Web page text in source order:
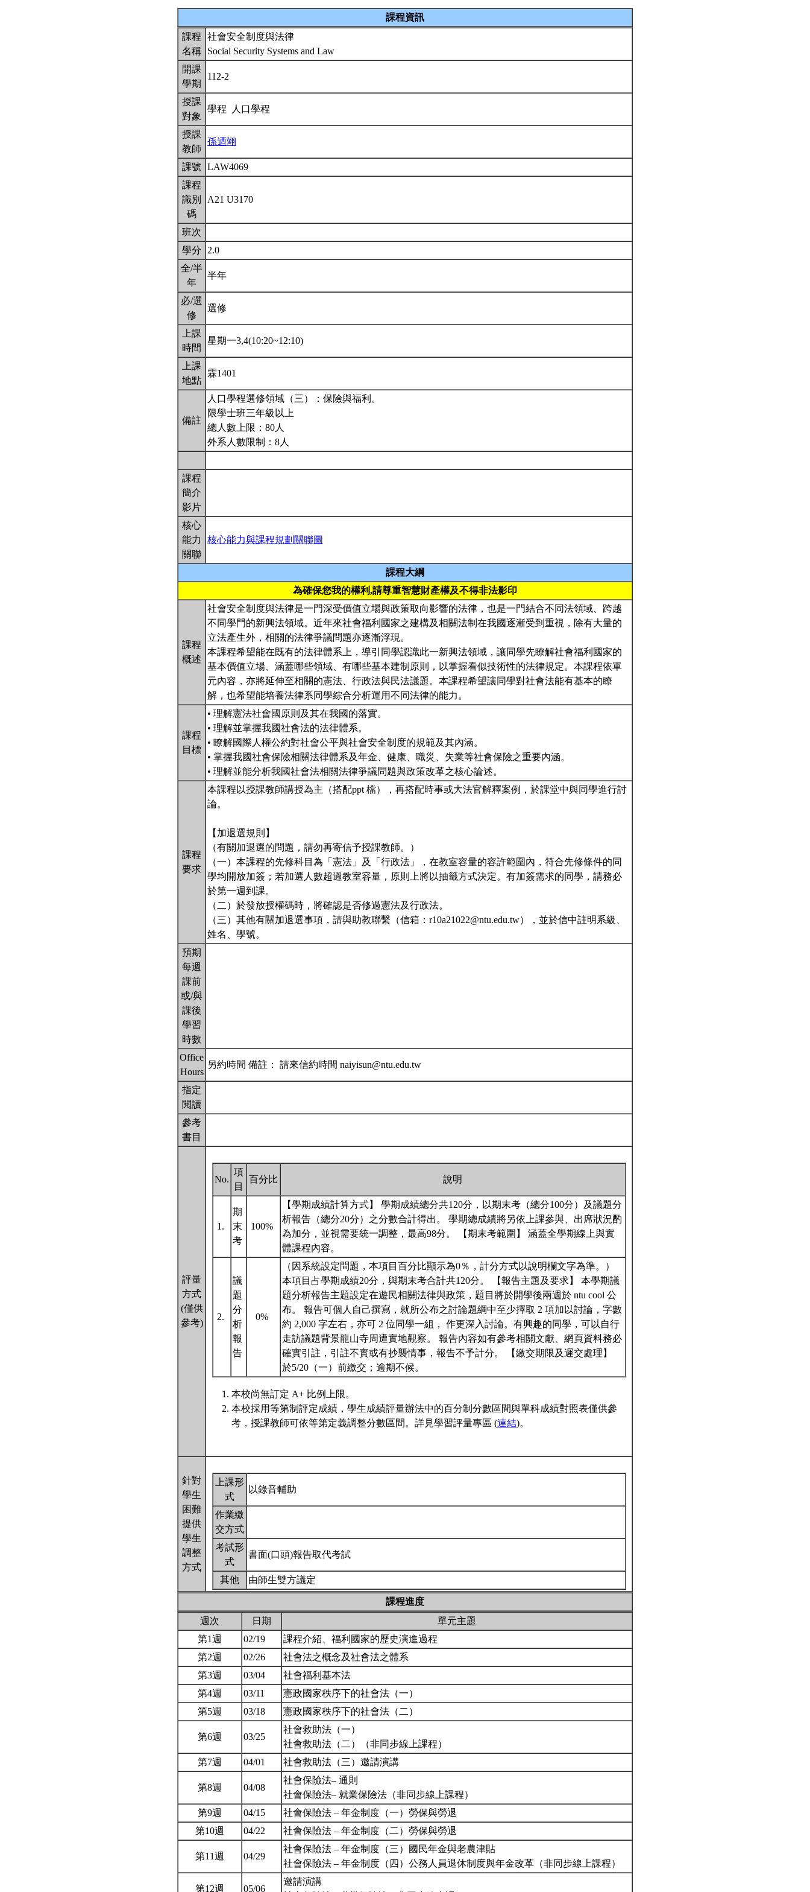
課程資訊
課程
名稱
社會安全制度與法律
Social Security Systems and Law
開課
學期
112-2
授課
對象
學程 人口學程
授課
教師
孫迺翊
課號
LAW4069
課程
識別
碼
A21 U3170
班次
學分
2.0
全/半
年
半年
必/選
修
選修
上課
時間
星期一3,4(10:20~12:10)
上課
地點
霖1401
備註
人口學程選修領域（三）：保險與福利。
限學士班三年級以上
總人數上限：80人
外系人數限制：8人
課程
簡介
影片
核心
能力
關聯
核心能力與課程規劃關聯圖
課程大綱
為確保您我的權利,請尊重智慧財產權及不得非法影印
課程
概述
社會安全制度與法律是一門深受價值立場與政策取向影響的法律，也是一門結合不同法領域、跨越
不同學門的新興法領域。近年來社會福利國家之建構及相關法制在我國逐漸受到重視，除有大量的
立法產生外，相關的法律爭議問題亦逐漸浮現。
本課程希望能在既有的法律體系上，導引同學認識此一新興法領域，讓同學先瞭解社會福利國家的
基本價值立場、涵蓋哪些領域、有哪些基本建制原則，以掌握看似技術性的法律規定。本課程依單
元內容，亦將延伸至相關的憲法、行政法與民法議題。本課程希望讓同學對社會法能有基本的瞭
解，也希望能培養法律系同學綜合分析運用不同法律的能力。
課程
目標
• 理解憲法社會國原則及其在我國的落實。
• 理解並掌握我國社會法的法律體系。
• 瞭解國際人權公約對社會公平與社會安全制度的規範及其內涵。
• 掌握我國社會保險相關法律體系及年金、健康、職災、失業等社會保險之重要內涵。
• 理解並能分析我國社會法相關法律爭議問題與政策改革之核心論述。
課程
要求
本課程以授課教師講授為主（搭配ppt 檔），再搭配時事或大法官解釋案例，於課堂中與同學進行討
論。
【加退選規則】
（有關加退選的問題，請勿再寄信予授課教師。）
（一）本課程的先修科目為「憲法」及「行政法」，在教室容量的容許範圍內，符合先修條件的同
學均開放加簽；若加選人數超過教室容量，原則上將以抽籤方式決定。有加簽需求的同學，請務必
於第一週到課。
（二）於發放授權碼時，將確認是否修過憲法及行政法。
（三）其他有關加退選事項，請與助教聯繫（信箱：r10a21022@ntu.edu.tw），並於信中註明系級、
姓名、學號。
預期
每週
課前
或/與
課後
學習
時數
Office
Hours
另約時間 備註： 請來信約時間 naiyisun@ntu.edu.tw
指定
閱讀
參考
書目
評量
方式
(僅供
參考)
No.
項
目
百分比 說明
1.
期
末
考
100%
【學期成績計算方式】 學期成績總分共120分，以期末考（總分100分）及議題分
析報告（總分20分）之分數合計得出。 學期總成績將另依上課參與、出席狀況酌
為加分，並視需要統一調整，最高98分。 【期末考範圍】 涵蓋全學期線上與實
體課程內容。
2.
議
題
分
析
報
告
0%
（因系統設定問題，本項目百分比顯示為0％，計分方式以說明欄文字為準。）
本項目占學期成績20分，與期末考合計共120分。 【報告主題及要求】 本學期議
題分析報告主題設定在遊民相關法律與政策，題目將於開學後兩週於 ntu cool 公
布。 報告可個人自己撰寫，就所公布之討論題綱中至少擇取 2 項加以討論，字數
約 2,000 字左右，亦可 2 位同學一組， 作更深入討論。有興趣的同學，可以自行
走訪議題背景龍山寺周遭實地觀察。 報告內容如有參考相關文獻、網頁資料務必
確實引註，引註不實或有抄襲情事，報告不予計分。 【繳交期限及遲交處理】
於5/20（一）前繳交；逾期不候。
本校尚無訂定 A+ 比例上限。
本校採用等第制評定成績，學生成績評量辦法中的百分制分數區間與單科成績對照表僅供參
考，授課教師可依等第定義調整分數區間。詳見學習評量專區 (連結)。
針對
學生
困難
提供
學生
調整
方式
上課形
式
以錄音輔助
作業繳
交方式
考試形
式
書面(口頭)報告取代考試
其他 由師生雙方議定
課程進度
週次
日期
單元主題
第1週
02/19
課程介紹、福利國家的歷史演進過程
第2週
02/26
社會法之概念及社會法之體系
第3週
03/04
社會福利基本法
第4週
03/11
憲政國家秩序下的社會法（一）
第5週
03/18 憲政國家秩序下的社會法（二）
第6週 03/25
社會救助法（一）
社會救助法（二）（非同步線上課程）
第7週
04/01 社會救助法（三）邀請演講
第8週 04/08
社會保險法– 通則
社會保險法– 就業保險法（非同步線上課程）
第9週
04/15
社會保險法 – 年金制度（一）勞保與勞退
第10週
04/22 社會保險法 – 年金制度（二）勞保與勞退
第11週 04/29
社會保險法 – 年金制度（三）國民年金與老農津貼
社會保險法 – 年金制度（四）公務人員退休制度與年金改革（非同步線上課程）
第12週 05/06
邀請演講